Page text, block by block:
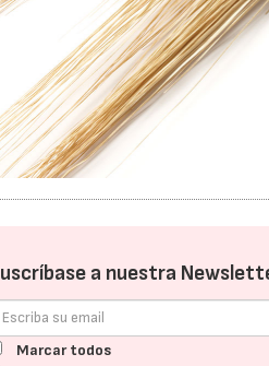
a nuestra
Marcar todos